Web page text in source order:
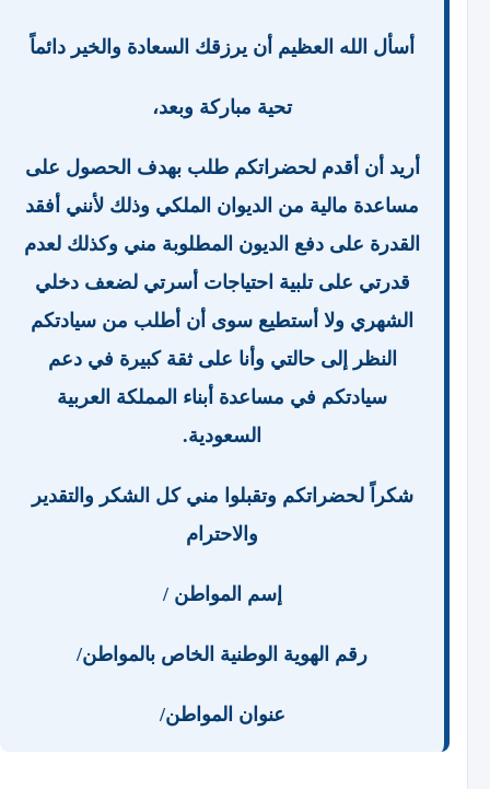
أسأل الله العظيم أن يرزقك السعادة والخير دائماً
تحية مباركة وبعد،
أريد أن أقدم لحضراتكم طلب بهدف الحصول على
مساعدة مالية من الديوان الملكي وذلك لأنني أفقد
القدرة على دفع الديون المطلوبة مني وكذلك لعدم
قدرتي على تلبية احتياجات أسرتي لضعف دخلي
الشهري ولا أستطيع سوى أن أطلب من سيادتكم
النظر إلى حالتي وأنا على ثقة كبيرة في دعم
سيادتكم في مساعدة أبناء المملكة العربية
السعودية.
شكراً لحضراتكم وتقبلوا مني كل الشكر والتقدير
والاحترام
إسم المواطن /
رقم الهوية الوطنية الخاص بالمواطن/
عنوان المواطن/